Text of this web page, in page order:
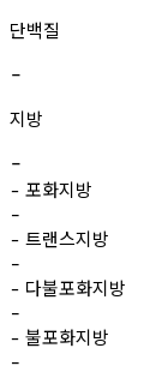
단백질
-
지방
-
- 포화지방
-
- 트랜스지방
-
- 다불포화지방
-
- 불포화지방
-